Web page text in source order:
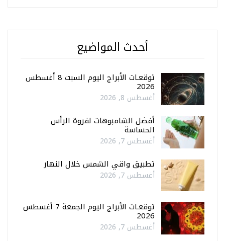
أحدث المواضيع
توقعـات الأبراج اليوم السبت 8 أغسطس
2026
أغسطس 8, 2026
أفضل الشامبوهات لفروة الرأس
الحساسة
أغسطس 7, 2026
تطبيق واقي الشمس خلال النهار
أغسطس 7, 2026
توقعـات الأبراج اليوم الجمعة 7 أغسطس
2026
أغسطس 7, 2026